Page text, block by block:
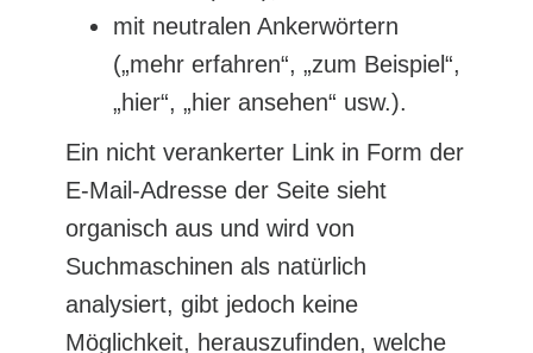
mit neutralen Ankerwörtern
(„mehr erfahren“, „zum Beispiel“,
„hier“, „hier ansehen“ usw.).
Ein nicht verankerter Link in Form der
E-Mail-Adresse der Seite sieht
organisch aus und wird von
Suchmaschinen als natürlich
analysiert, gibt jedoch keine
Möglichkeit, herauszufinden, welche